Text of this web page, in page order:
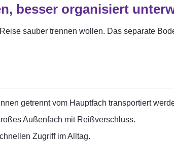
besser organisiert
sauber trennen wollen. Das separate
getrennt vom Hauptfach transportiert
Außenfach mit Reißverschluss.
Zugriff im Alltag.